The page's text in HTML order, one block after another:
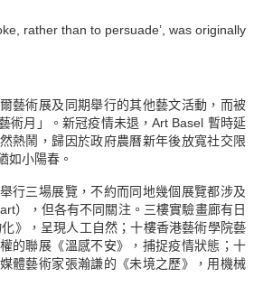
rather than to persuade’, was originally
藝術展及同期舉行的其他藝文活動，而被
術月」。新冠疫情未退，Art Basel 暫時延
熱鬧，歸因於政府農曆新年後放寬社交限
如小陽春。
行三場展覽，不約而同地幾個展覽都涉及
），但各有不同關注。三樓實驗畫廊有日
》，呈現人工自然；十樓香港藝術學院藝
的聯展《溫感不安》，捕捉疫情狀態；十
體藝術家張瀚謙的《未境之歷》，用機械